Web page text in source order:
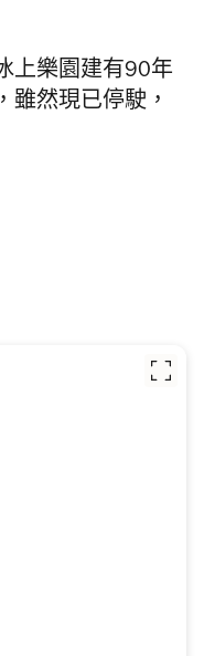
上樂園建有90年
雖然現已停駛，